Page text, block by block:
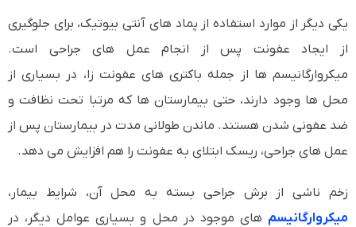
یکی دیگر از موارد استفاده از پماد های آنتی بیوتیک، برای جلوگیری
از ایجاد عفونت پس از انجام عمل های جراحی است.
میکروارگانیسم ها از جمله باکتری های عفونت زا، در بسیاری از
محل ها وجود دارند، حتی بیمارستان ها که مرتبا تحت نظافت و
ضد عفونی شدن هستند. ماندن طولانی مدت در بیمارستان پس از
عمل های جراحی، ریسک ابتلای به عفونت را هم افزایش می دهد.
زخم ناشی از برش جراحی بسته به محل آن، شرایط بیمار،
میکروارگانیسم های موجود در محل و بسیاری عوامل دیگر، در